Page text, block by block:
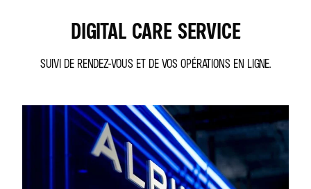
DIGITAL CARE SERVICE
SUIVI DE RENDEZ-VOUS ET DE VOS OPÉRATIONS EN LIGNE.